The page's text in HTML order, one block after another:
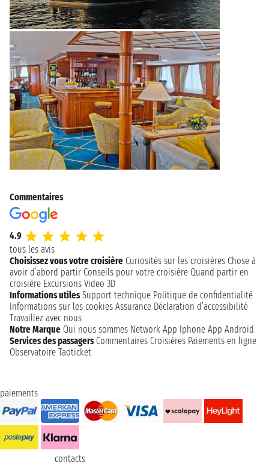
Commentaires
4.9
tous les avis
Choisissez vous votre croisière Curiosités sur les croisières Chose à
avoir d’abord partir Conseils pour votre croisière Quand partir en
croisière Excursions Video 3D
Informations utiles Support technique Politique de confidentialité
Informations sur les cookies Assurance Déclaration d’accessibilité
Travaillez avec nous
Notre Marque Qui nous sommes Network App Iphone App Android
Services des passagers Commentaires Croisières Paiements en ligne
Observatoire Taoticket
paiements
contacts